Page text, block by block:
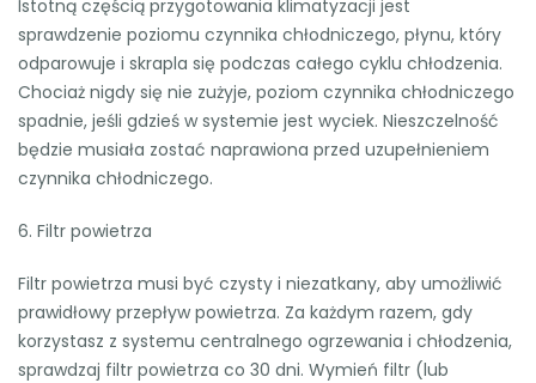
Istotną częścią przygotowania klimatyzacji jest
sprawdzenie poziomu czynnika chłodniczego, płynu, który
odparowuje i skrapla się podczas całego cyklu chłodzenia.
Chociaż nigdy się nie zużyje, poziom czynnika chłodniczego
spadnie, jeśli gdzieś w systemie jest wyciek. Nieszczelność
będzie musiała zostać naprawiona przed uzupełnieniem
czynnika chłodniczego.
6. Filtr powietrza
Filtr powietrza musi być czysty i niezatkany, aby umożliwić
prawidłowy przepływ powietrza. Za każdym razem, gdy
korzystasz z systemu centralnego ogrzewania i chłodzenia,
sprawdzaj filtr powietrza co 30 dni. Wymień filtr (lub